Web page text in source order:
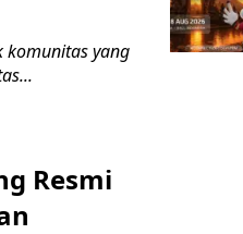
komunitas yang
Resmi